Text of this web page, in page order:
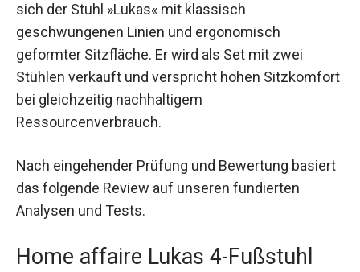
sich der Stuhl »Lukas« mit klassisch
geschwungenen Linien und ergonomisch
geformter Sitzfläche. Er wird als Set mit zwei
Stühlen verkauft und verspricht hohen Sitzkomfort
bei gleichzeitig nachhaltigem
Ressourcenverbrauch.
Nach eingehender Prüfung und Bewertung basiert
das folgende Review auf unseren fundierten
Analysen und Tests.
Home affaire Lukas 4-Fußstuhl